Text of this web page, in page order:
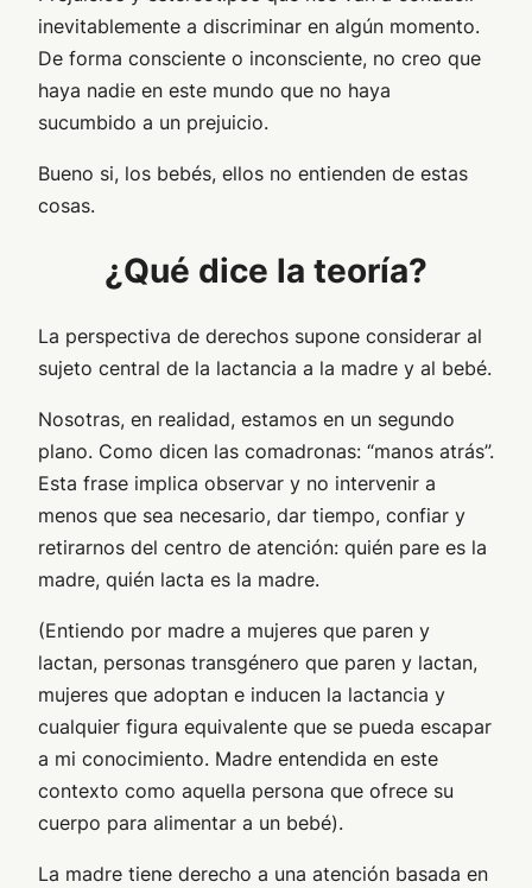
inevitablemente a discriminar en algún momento.
De forma consciente o inconsciente, no creo que
haya nadie en este mundo que no haya
sucumbido a un prejuicio.
Bueno si, los bebés, ellos no entienden de estas
cosas.
¿Qué dice la teoría?
La perspectiva de derechos supone considerar al
sujeto central de la lactancia a la madre y al bebé.
Nosotras, en realidad, estamos en un segundo
plano. Como dicen las comadronas: “manos atrás”.
Esta frase implica observar y no intervenir a
menos que sea necesario, dar tiempo, confiar y
retirarnos del centro de atención: quién pare es la
madre, quién lacta es la madre.
(Entiendo por madre a mujeres que paren y
lactan, personas transgénero que paren y lactan,
mujeres que adoptan e inducen la lactancia y
cualquier figura equivalente que se pueda escapar
a mi conocimiento. Madre entendida en este
contexto como aquella persona que ofrece su
cuerpo para alimentar a un bebé).
La madre tiene derecho a una atención basada en